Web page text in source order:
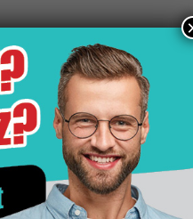
130 kg
csomag
Nem
Önmagában mintás
1 csomag